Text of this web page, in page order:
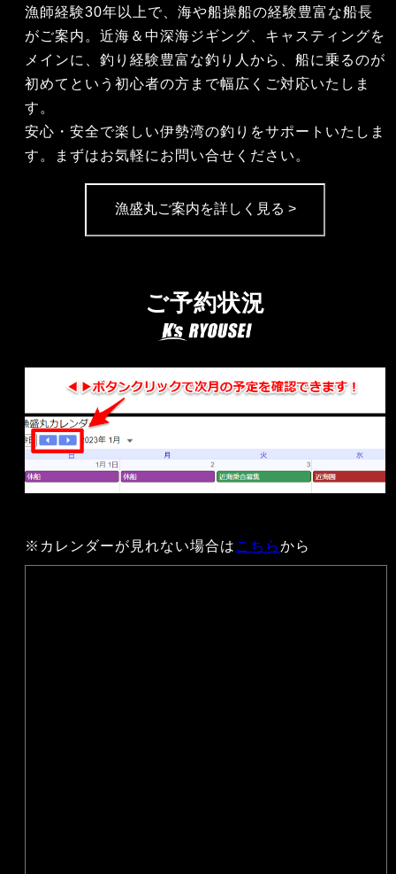
漁師経験30年以上で、海や船操船の経験豊富な船長
がご案内。近海＆中深海ジギング、キャスティングを
メインに、釣り経験豊富な釣り人から、船に乗るのが
初めてという初心者の方まで幅広くご対応いたしま
す。
安心・安全で楽しい伊勢湾の釣りをサポートいたしま
す。まずはお気軽にお問い合せください。
漁盛丸ご案内を詳しく見る >
ご予約状況
※カレンダーが見れない場合は こちらから